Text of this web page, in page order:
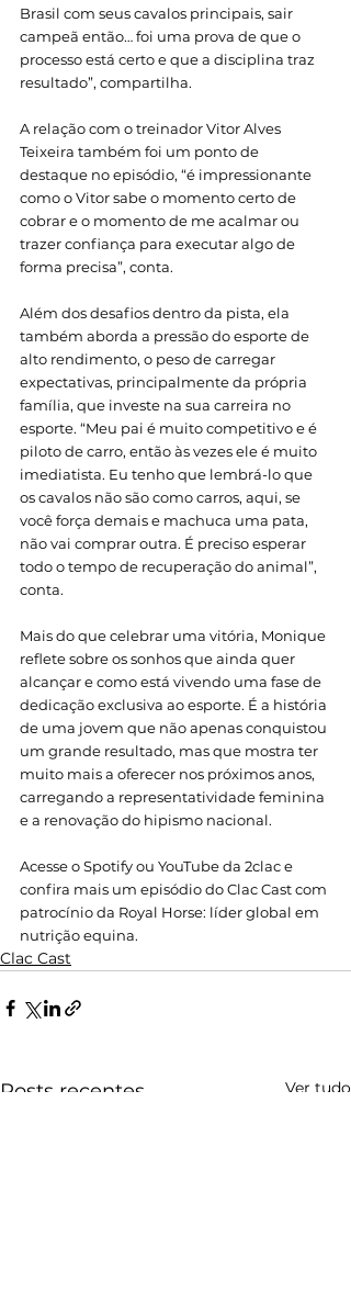
Brasil com seus cavalos principais, sair
campeã então… foi uma prova de que o
processo está certo e que a disciplina traz
resultado”, compartilha.
A relação com o treinador Vitor Alves
Teixeira também foi um ponto de
destaque no episódio, “é impressionante
como o Vitor sabe o momento certo de
cobrar e o momento de me acalmar ou
trazer confiança para executar algo de
forma precisa”, conta.
Além dos desafios dentro da pista, ela
também aborda a pressão do esporte de
alto rendimento, o peso de carregar
expectativas, principalmente da própria
família, que investe na sua carreira no
esporte. “Meu pai é muito competitivo e é
piloto de carro, então às vezes ele é muito
imediatista. Eu tenho que lembrá-lo que
os cavalos não são como carros, aqui, se
você força demais e machuca uma pata,
não vai comprar outra. É preciso esperar
todo o tempo de recuperação do animal”,
conta.
Mais do que celebrar uma vitória, Monique
reflete sobre os sonhos que ainda quer
alcançar e como está vivendo uma fase de
dedicação exclusiva ao esporte. É a história
de uma jovem que não apenas conquistou
um grande resultado, mas que mostra ter
muito mais a oferecer nos próximos anos,
carregando a representatividade feminina
e a renovação do hipismo nacional.
Acesse o Spotify ou YouTube da 2clac e
confira mais um episódio do Clac Cast com
patrocínio da Royal Horse: líder global em
nutrição equina.
Clac Cast
Posts recentes Ver tudo